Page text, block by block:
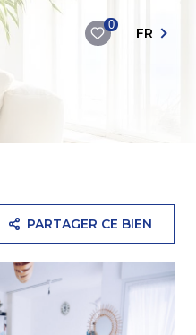
0
FR
PARTAGER CE BIEN